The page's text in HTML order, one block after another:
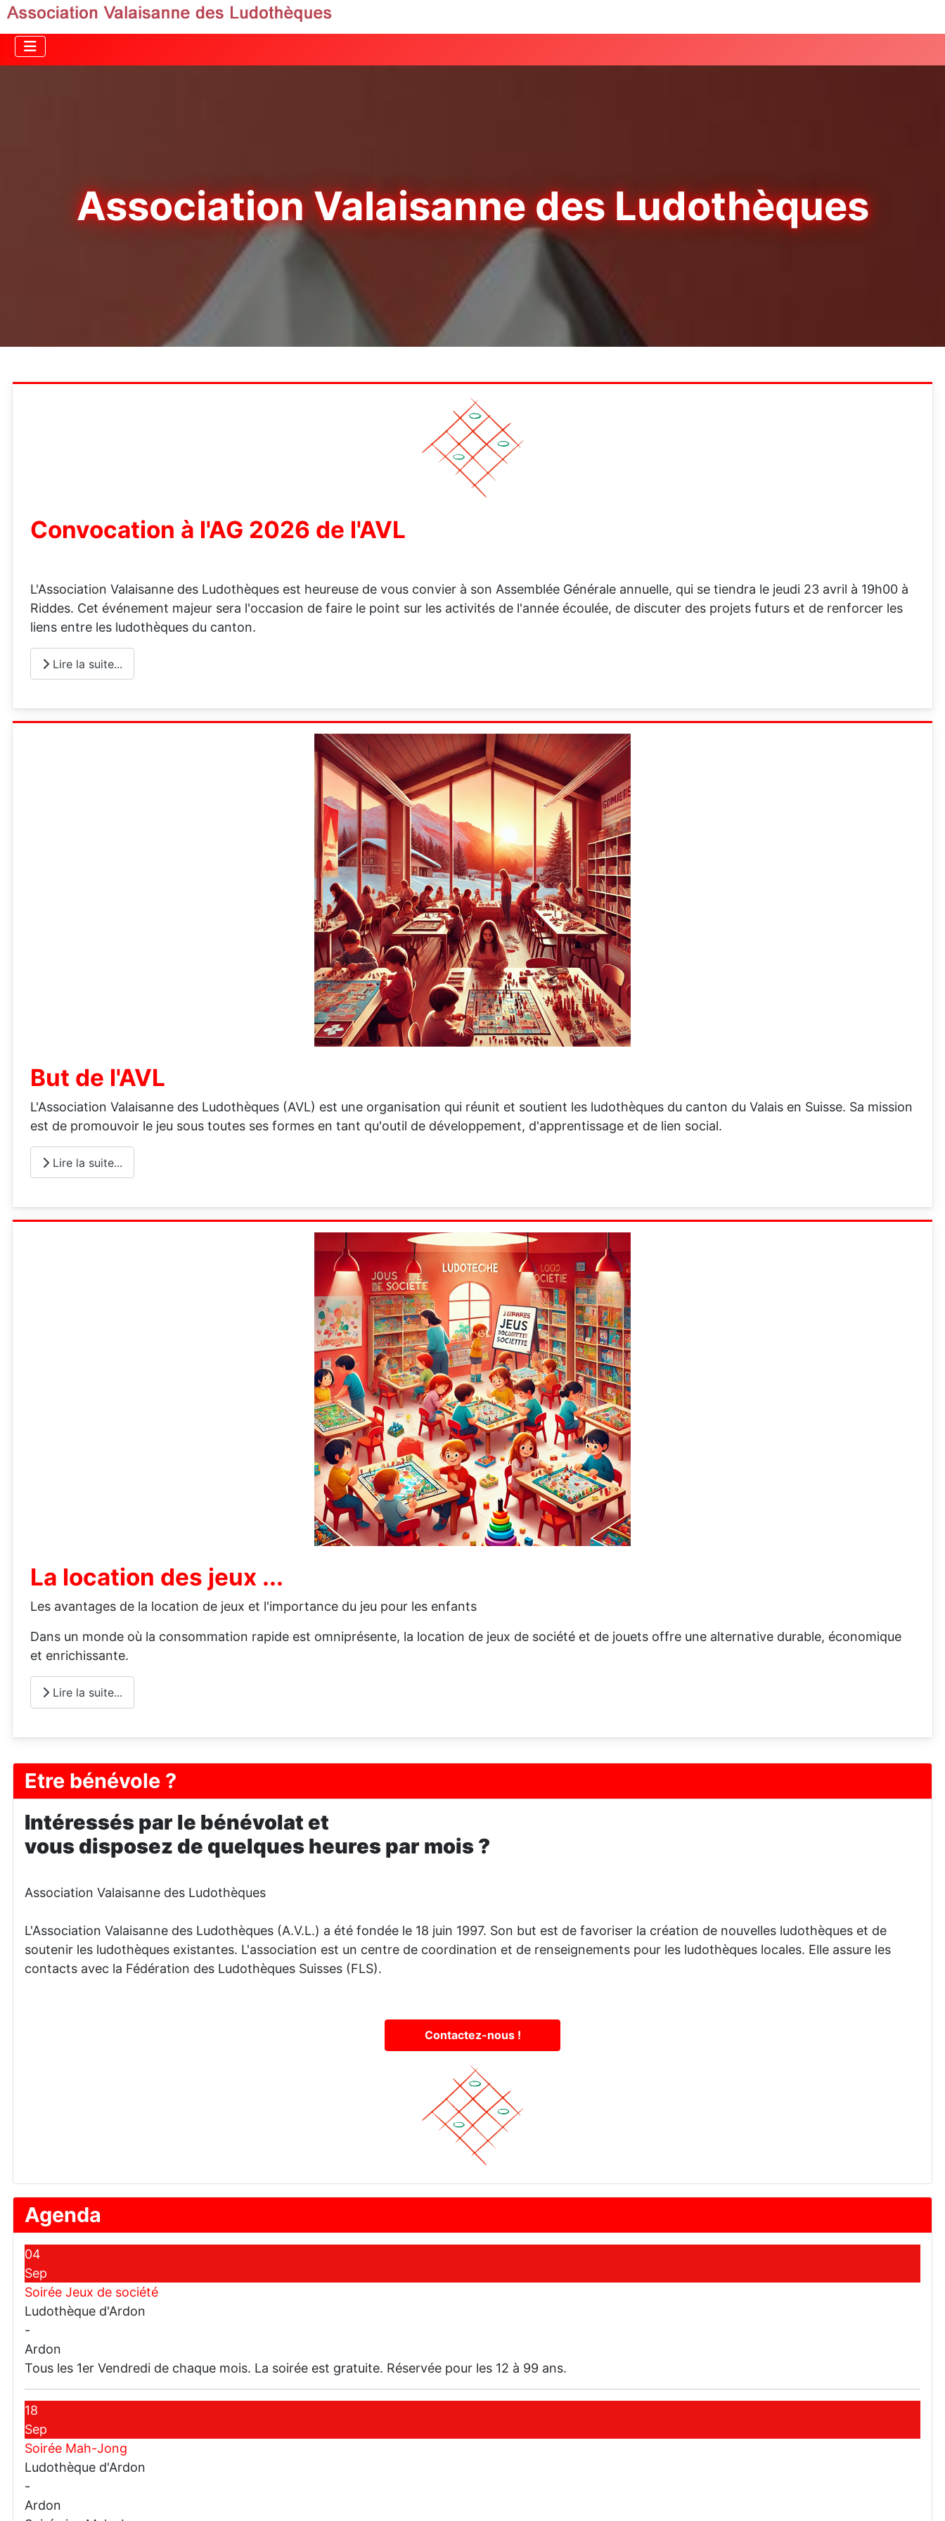
Association Valaisanne des Ludothèques
Convocation à l'AG 2026 de l'AVL
L'Association Valaisanne des Ludothèques est heureuse de vous convier à son Assemblée Générale annuelle, qui se tiendra le jeudi 23 avril à 19h00 à
Riddes. Cet événement majeur sera l'occasion de faire le point sur les activités de l'année écoulée, de discuter des projets futurs et de renforcer les
liens entre les ludothèques du canton.
Lire la suite...
But de l'AVL
L'Association Valaisanne des Ludothèques (AVL) est une organisation qui réunit et soutient les ludothèques du canton du Valais en Suisse. Sa mission
est de promouvoir le jeu sous toutes ses formes en tant qu'outil de développement, d'apprentissage et de lien social.
Lire la suite...
La location des jeux ...
Les avantages de la location de jeux et l'importance du jeu pour les enfants
Dans un monde où la consommation rapide est omniprésente, la location de jeux de société et de jouets offre une alternative durable, économique
et enrichissante.
Lire la suite...
Etre bénévole ?
Intéressés par le bénévolat et
vous disposez de quelques heures par mois ?
Association Valaisanne des Ludothèques
L'Association Valaisanne des Ludothèques (A.V.L.) a été fondée le 18 juin 1997. Son but est de favoriser la création de nouvelles ludothèques et de
soutenir les ludothèques existantes. L'association est un centre de coordination et de renseignements pour les ludothèques locales. Elle assure les
contacts avec la Fédération des Ludothèques Suisses (FLS).
Contactez-nous !
Agenda
04
Sep
Soirée Jeux de société
Ludothèque d'Ardon
-
Ardon
Tous les 1er Vendredi de chaque mois. La soirée est gratuite. Réservée pour les 12 à 99 ans.
18
Sep
Soirée Mah-Jong
Ludothèque d'Ardon
-
Ardon